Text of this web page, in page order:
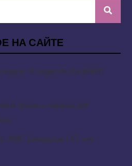
НА САЙТЕ
of Legends: Doublelift
уровень сервиса для
2025: рекордные 1,47 млн